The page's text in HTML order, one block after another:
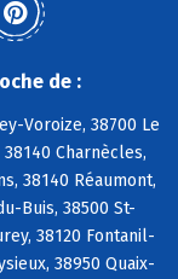
de :
Voroize, 38700 Le
Charnècles,
38140 Réaumont,
Buis, 38500 St-
38120 Fontanil-
38950 Quaix-